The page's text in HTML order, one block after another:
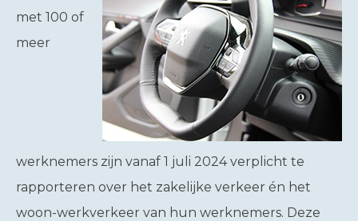
met 100 of
meer
werknemers zijn vanaf 1 juli 2024 verplicht te
rapporteren over het zakelijke verkeer én het
woon-werkverkeer van hun werknemers. Deze